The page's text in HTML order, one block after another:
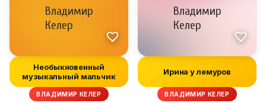
Необыкновенный
музыкальный мальчик
ВЛАДИМИР КЕЛЕР
Ирина у лемуров
ВЛАДИМИР КЕЛЕР